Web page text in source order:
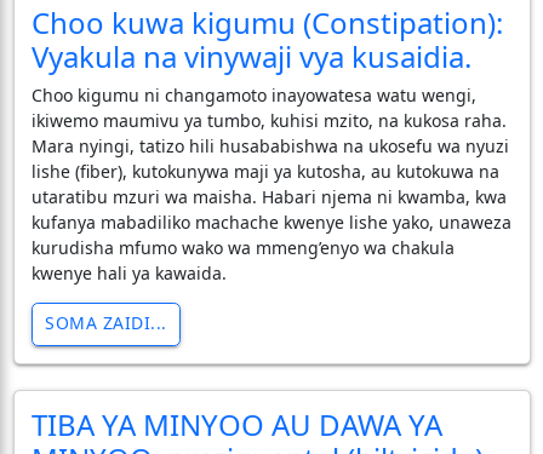
Choo kuwa kigumu (Constipation):
Vyakula na vinywaji vya kusaidia.
Choo kigumu ni changamoto inayowatesa watu wengi,
ikiwemo maumivu ya tumbo, kuhisi mzito, na kukosa raha.
Mara nyingi, tatizo hili husababishwa na ukosefu wa nyuzi
lishe (fiber), kutokunywa maji ya kutosha, au kutokuwa na
utaratibu mzuri wa maisha. Habari njema ni kwamba, kwa
kufanya mabadiliko machache kwenye lishe yako, unaweza
kurudisha mfumo wako wa mmeng’enyo wa chakula
kwenye hali ya kawaida.
SOMA ZAIDI...
TIBA YA MINYOO AU DAWA YA